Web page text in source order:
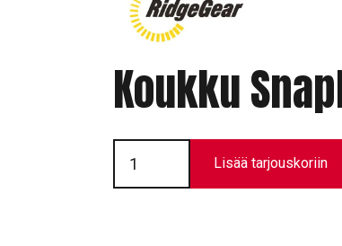
Koukku
Koukku
SnapHook
RGK10
määrä
Lisää tarjouskoriin